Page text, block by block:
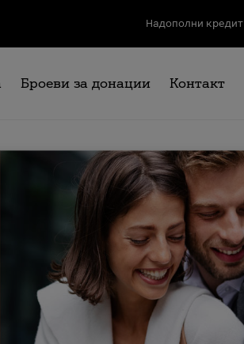
Надополни кредит
Броеви за донации Контакт